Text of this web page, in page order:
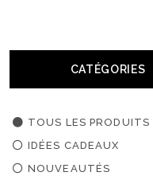
CATÉGORIES
TOUS LES PRODUITS
IDÉES CADEAUX
NOUVEAUTÉS